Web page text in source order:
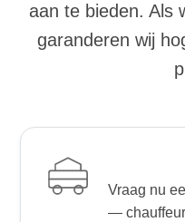
aan te bieden. Als
garanderen wij
Vraag nu
—